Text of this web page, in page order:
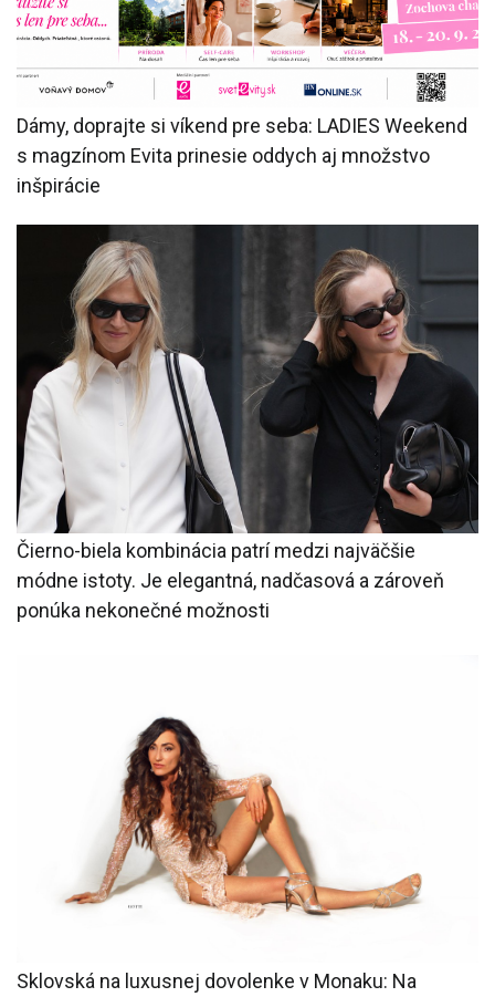
Dámy, doprajte si víkend pre seba: LADIES Weekend
s magzínom Evita prinesie oddych aj množstvo
inšpirácie
Čierno-biela kombinácia patrí medzi najväčšie
módne istoty. Je elegantná, nadčasová a zároveň
ponúka nekonečné možnosti
Sklovská na luxusnej dovolenke v Monaku: Na